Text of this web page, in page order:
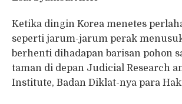
Ketika dingin Korea menetes
seperti jarum-jarum perak
berhenti dihadapan barisan pohon
taman di depan Judicial Research
Institute, Badan Diklat-nya para